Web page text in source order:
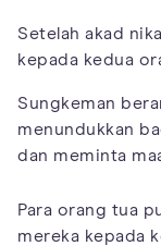
Setelah akad
kepada kedua
Sungkeman
menundukkan
dan meminta
Para orang tua
mereka kepada